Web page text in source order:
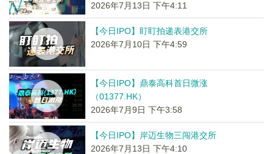
2026年7月13日 下午4:11
【今日IPO】盯盯拍递表港交所
2026年7月10日 下午4:59
【今日IPO】鼎泰高科首日微涨
（01377.HK）
2026年7月9日 下午3:58
【今日IPO】岸迈生物三闯港交所
2026年7月13日 下午4:10